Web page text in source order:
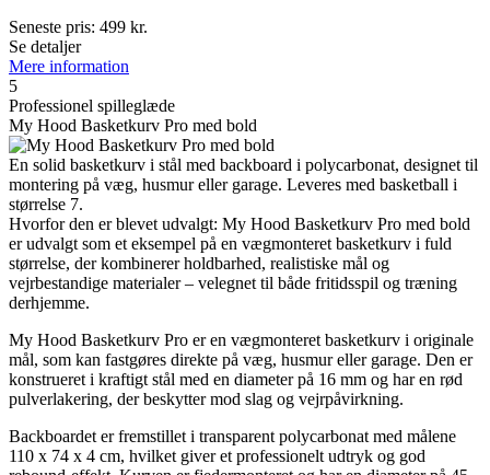
Seneste pris: 499 kr.
Se detaljer
Mere information
5
Professionel spilleglæde
My Hood Basketkurv Pro med bold
En solid basketkurv i stål med backboard i polycarbonat, designet til
montering på væg, husmur eller garage. Leveres med basketball i
størrelse 7.
Hvorfor den er blevet udvalgt: My Hood Basketkurv Pro med bold
er udvalgt som et eksempel på en vægmonteret basketkurv i fuld
størrelse, der kombinerer holdbarhed, realistiske mål og
vejrbestandige materialer – velegnet til både fritidsspil og træning
derhjemme.
My Hood Basketkurv Pro er en vægmonteret basketkurv i originale
mål, som kan fastgøres direkte på væg, husmur eller garage. Den er
konstrueret i kraftigt stål med en diameter på 16 mm og har en rød
pulverlakering, der beskytter mod slag og vejrpåvirkning.
Backboardet er fremstillet i transparent polycarbonat med målene
110 x 74 x 4 cm, hvilket giver et professionelt udtryk og god